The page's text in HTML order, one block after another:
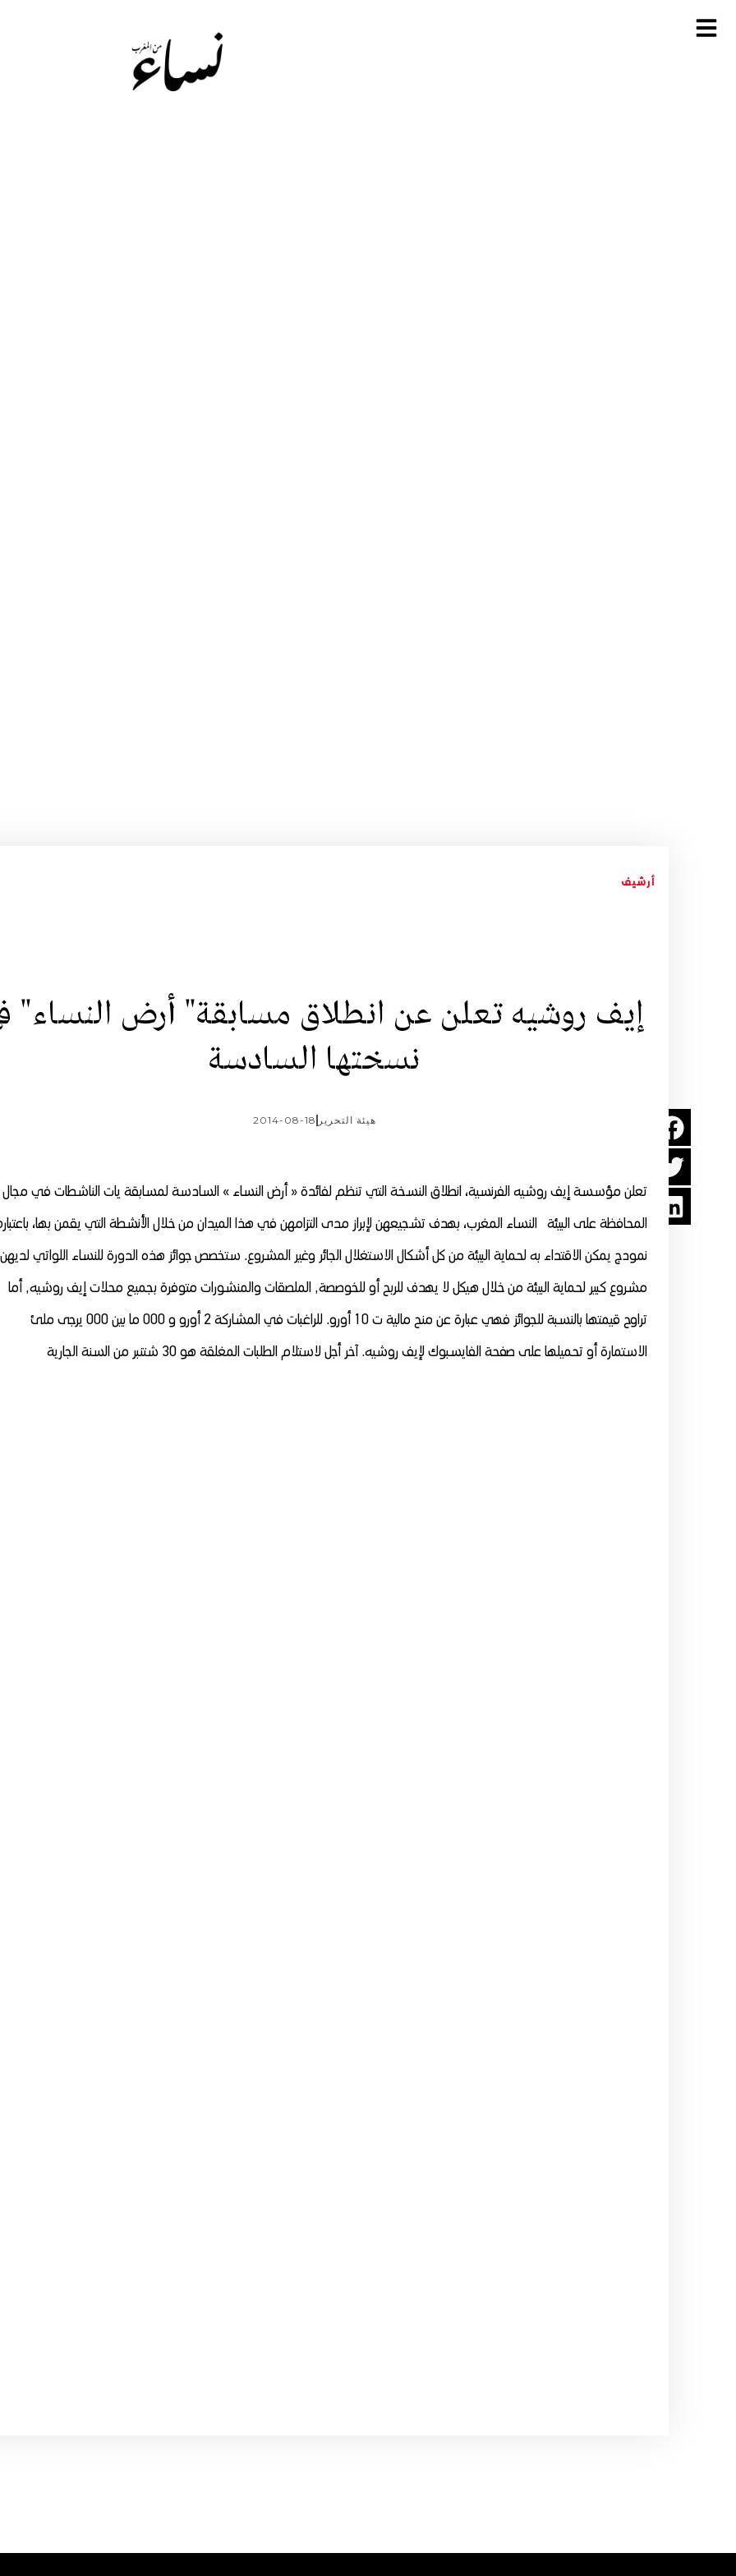
أرشيف
إيف روشيه تعلن عن انطلاق مسابقة" أرض النساء"
نسختها السادسة
هيئة التحرير 2014-08-18
تعلن مؤسسة إيف روشيه الفرنسية، انطلاق النسخة التي تنظم لفائدة « أرض النساء » السادسة لمسابقة يات الناشطات في مجال
المحافظة على البيئة النساء المغرب، بهدف تشجيعهن لإبراز مدى التزامهن في هذا الميدان من خلال الأنشطة التي يقمن بها،
نمودج يمكن الاقتداء به لحماية البيئة من كل أشكال الاستغلال الجائر وغير المشروع. ستخصص جوائز هذه الدورة للنساء اللواتي لديهن
مشروع كبير لحماية البيئة من خلال هيكل لا يهدف للربح أو للخوصصة, الملصقات والمنشورات متوفرة بجميع محلات إيف روشيه, أما
تراوح قيمتها بالنسبة للجوائز فهي عبارة عن منح مالية ت 10 أورو. للراغبات في المشاركة 2 أورو و 000 ما بين 000 يرجى ملئ
الاستمارة أو تحميلها على صفحة الفايسبوك لإيف روشيه. آخر أجل لاستلام الطلبات المغلقة هو 30 شتنبر من السنة الجارية